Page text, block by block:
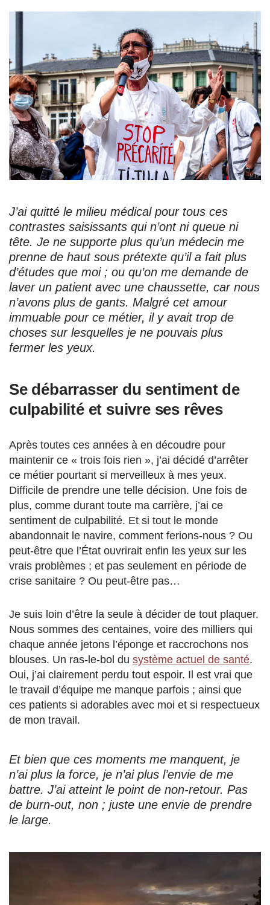
J’ai quitté le milieu médical pour tous ces
contrastes saisissants qui n’ont ni queue ni
tête. Je ne supporte plus qu’un médecin me
prenne de haut sous prétexte qu’il a fait plus
d’études que moi ; ou qu’on me demande de
laver un patient avec une chaussette, car nous
n’avons plus de gants. Malgré cet amour
immuable pour ce métier, il y avait trop de
choses sur lesquelles je ne pouvais plus
fermer les yeux.
Se débarrasser du sentiment de
culpabilité et suivre ses rêves
Après toutes ces années à en découdre pour
maintenir ce « trois fois rien », j’ai décidé d’arrêter
ce métier pourtant si merveilleux à mes yeux.
Difficile de prendre une telle décision. Une fois de
plus, comme durant toute ma carrière, j’ai ce
sentiment de culpabilité. Et si tout le monde
abandonnait le navire, comment ferions-nous ? Ou
peut-être que l’État ouvrirait enfin les yeux sur les
vrais problèmes ; et pas seulement en période de
crise sanitaire ? Ou peut-être pas…
Je suis loin d’être la seule à décider de tout plaquer.
Nous sommes des centaines, voire des milliers qui
chaque année jetons l’éponge et raccrochons nos
blouses. Un ras-le-bol du système actuel de santé.
Oui, j’ai clairement perdu tout espoir. Il est vrai que
le travail d’équipe me manque parfois ; ainsi que
ces patients si adorables avec moi et si respectueux
de mon travail.
Et bien que ces moments me manquent, je
n’ai plus la force, je n’ai plus l’envie de me
battre. J’ai atteint le point de non-retour. Pas
de burn-out, non ; juste une envie de prendre
le large.